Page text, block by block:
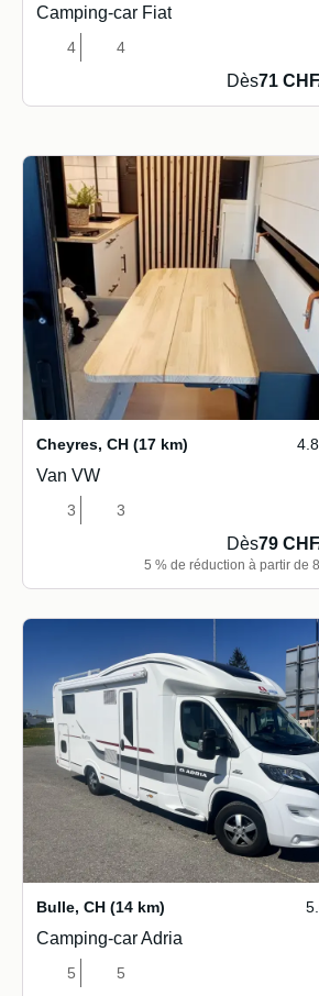
Camping-car Fiat
4 4
Dès71 CHF
Cheyres, CH (17 km)
Van VW
3 3
Dès79 CHF
5 % de réduction à partir de
Bulle, CH (14 km)
Camping-car Adria
5 5